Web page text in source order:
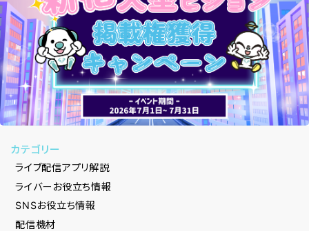
カテゴリー
ライブ配信アプリ解説
ライバーお役立ち情報
SNSお役立ち情報
配信機材